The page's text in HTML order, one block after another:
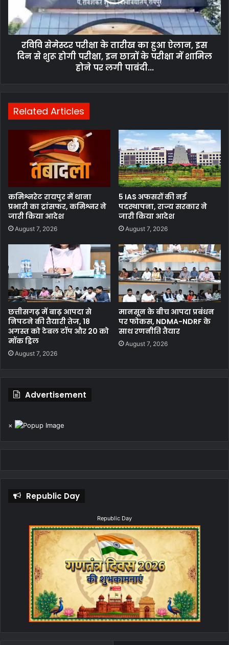
रविवि सेमेस्टर परीक्षा के तारीख का हुआ ऐलान, इस
दिन से शुरू होगी परीक्षा, इन छात्रों के परीक्षा में शामिल
होने पर लगी पाबंदी...
Related Articles
कमिश्नरेट रायपुर में थाना
प्रभारी का ट्रांसफर, कमिश्नर ने
जारी किया आदेश
August 7, 2026
5 IAS अफसरों की नई
पदस्थापना, राज्य सरकार ने
जारी किया आदेश
August 7, 2026
छत्तीसगढ़ में बाढ़ आपदा से
निपटने की तैयारी तेज, 18
अगस्त को टेबल टॉप और 20 को
मॉक ड्रिल
August 7, 2026
मानसून के बीच आपदा प्रबंधन
पर फोकस, NDMA-NDRF के
साथ रणनीति तैयार
August 7, 2026
Advertisement
×
Republic Day
Republic Day